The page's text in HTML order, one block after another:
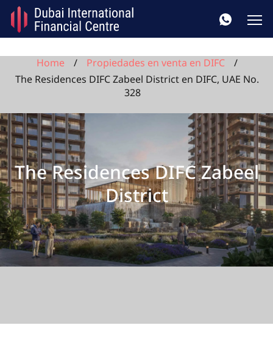
Home
Propiedades en venta en DIFC
The Residences DIFC Zabeel District en DIFC, UAE No.
328
The Residences DIFC Zabeel
District